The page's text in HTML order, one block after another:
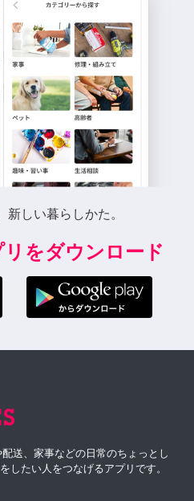
新しい暮らしかた。
をダウンロード
送、家事などの日常のちょっとし
したい人をつなげるアプリです。